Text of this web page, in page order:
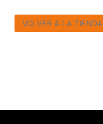
VOLVER A LA TIENDA